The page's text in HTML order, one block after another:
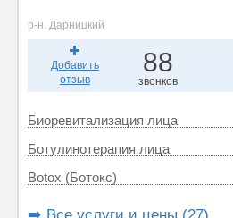
р-н. Дарницкий
Добавить
отзыв
88
звонков
Биоревитализация лица
Ботулинотерапия лица
Botox (Ботокс)